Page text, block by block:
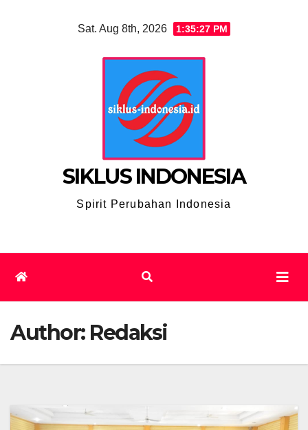
Sat. Aug 8th, 2026 1:35:28 PM
SIKLUS INDONESIA
Spirit Perubahan Indonesia
Author: Redaksi